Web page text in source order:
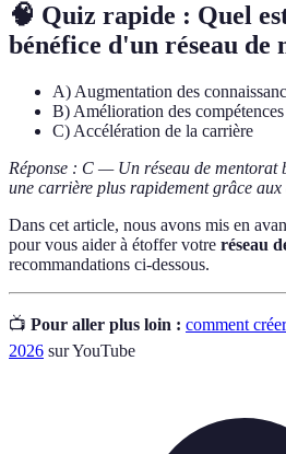
🧠 Quiz rapide : Quel
bénéfice d'un réseau de
A) Augmentation des
B) Amélioration des
C) Accélération de la carrière
Réponse : C — Un réseau de mentorat
une carrière plus rapidement grâce aux
Dans cet article, nous avons mis en
pour vous aider à étoffer votre réseau
recommandations ci-dessous.
📺 Pour aller plus loin : comment
2026 sur YouTube